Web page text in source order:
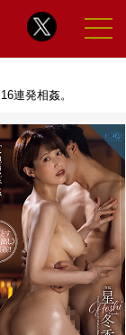
連発相姦。